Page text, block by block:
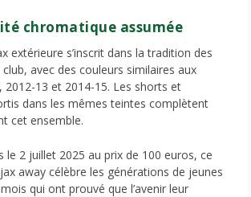
chromatique assumée
extérieure s’inscrit dans la tradition des
avec des couleurs similaires aux
2012-13 et 2014-15. Les shorts et
dans les mêmes teintes complètent
cet ensemble.
le 2 juillet 2025 au prix de 100 euros, ce
away célèbre les générations de jeunes
qui ont prouvé que l’avenir leur